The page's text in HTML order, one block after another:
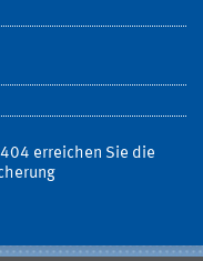
erreichen Sie die